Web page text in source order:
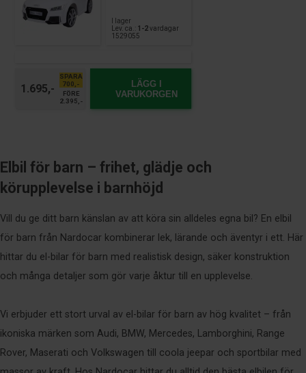
I lager
Lev. ca.: 1-2vardagar
1529055
1.695,-
SPARA
700,-
FÖRE
2.395,-
LÄGG I
VARUKORGEN
Elbil för barn – frihet, glädje och
körupplevelse i barnhöjd
Vill du ge ditt barn känslan av att köra sin alldeles egna bil? En elbil
för barn från Nardocar kombinerar lek, lärande och äventyr i ett. Här
hittar du el-bilar för barn med realistisk design, säker konstruktion
och många detaljer som gör varje åktur till en upplevelse.
Vi erbjuder ett stort urval av el-bilar för barn av hög kvalitet – från
ikoniska märken som Audi, BMW, Mercedes, Lamborghini, Range
Rover, Maserati och Volkswagen till coola jeepar och sportbilar med